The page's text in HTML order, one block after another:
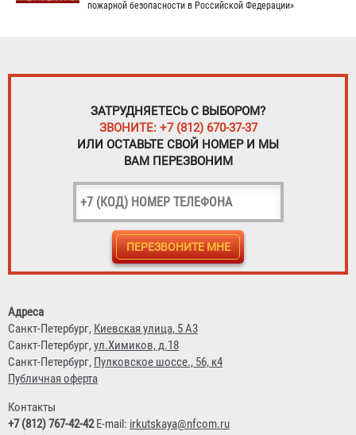
пожарной безопасности в Российской Федерации»
ЗАТРУДНЯЕТЕСЬ С ВЫБОРОМ?
ЗВОНИТЕ: +7 (812) 670-37-37
ИЛИ ОСТАВЬТЕ СВОЙ НОМЕР И МЫ
ВАМ ПЕРЕЗВОНИМ
Адреса
Санкт-Петербург, Киевская улица, 5 А3
Санкт-Петербург,ул.Химиков, д.18
Санкт-Петербург, Пулковское шоссе., 56, к4
Публичная оферта
Контакты
+7 (812) 767-42-42E-mail: irkutskaya@nfcom.ru